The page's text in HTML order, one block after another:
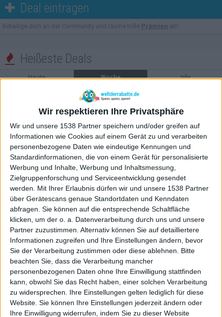
Wir respektieren Ihre Privatsphäre
Wir und unsere 1538 Partner speichern und/oder greifen auf
Informationen wie Cookies auf einem Gerät zu und verarbeiten
personenbezogene Daten wie eindeutige Kennungen und
Standardinformationen, die von einem Gerät für personalisierte
Werbung und Inhalte, Werbung und Inhaltsmessung,
Zielgruppenforschung und Serviceentwicklung gesendet
werden.
Mit Ihrer Erlaubnis dürfen wir und unsere 1538 Partner
über Gerätescans genaue Standortdaten und Kenndaten
abfragen. Sie können auf die entsprechende Schaltfläche
klicken, um der o. a. Datenverarbeitung durch uns und unsere
Partner zuzustimmen. Alternativ können Sie auf detailliertere
Informationen zugreifen und Ihre Einstellungen ändern, bevor
Sie der Verarbeitung zustimmen oder diese ablehnen.
Bitte
beachten Sie, dass die Verarbeitung mancher
personenbezogenen Daten ohne Ihre Einwilligung stattfinden
kann, obwohl Sie das Recht haben, einer solchen Verarbeitung
zu widersprechen. Ihre Einstellungen gelten lediglich für diese
Website. Sie können Ihre Einstellungen jederzeit ändern oder
Ihre Einwilligung widerrufen, indem Sie zu dieser Website
 Deal eintragen
Beteilige dich an der Community und räume tolle Prämien ab!
 Heißeste Deals
Heute Woche Jahr
Port El Kantaoui All Inclusive Plus ab 599 Euro: Sieben Nächte direkt am
Dieter Bohlen und Carina – Das Gesicht der CAMP DAVID Mode
765°OTTO Deal des Tages: näve Fanilo Solarleuchten für 19,99 Euro
Mehr anzeigen...